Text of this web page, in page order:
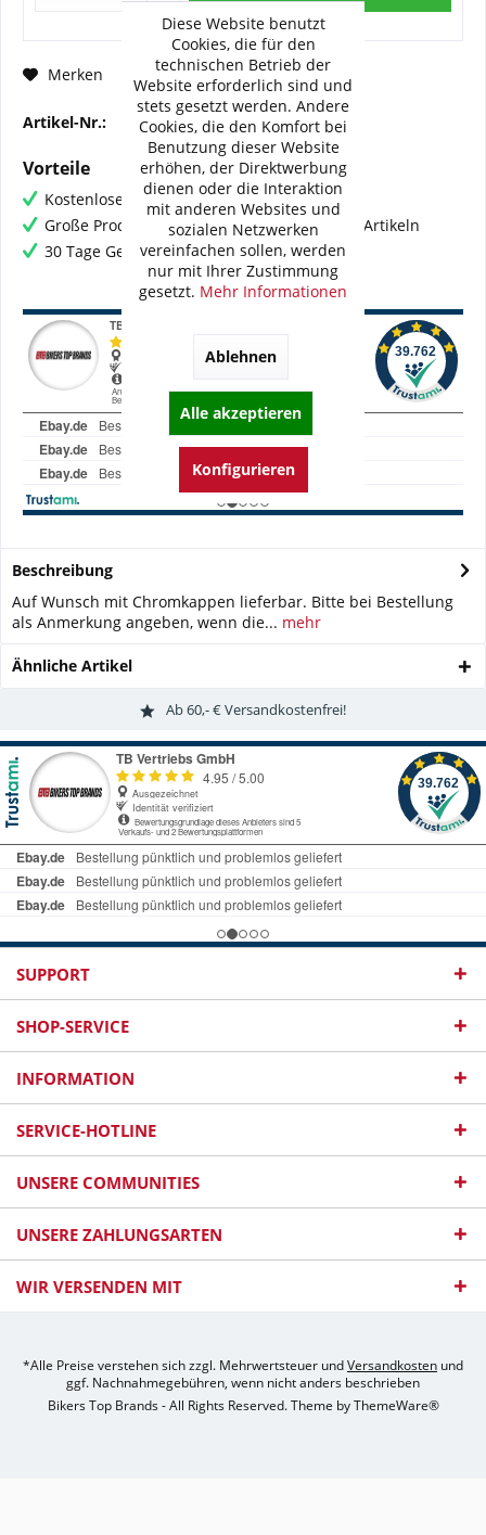
Merken Fragen zum Artikel?
Artikel-Nr.: BI-G0002-WMB02V2
Vorteile
Kostenloser Versand ab € 60,- Bestellwert
Große Produktauswahl mit mehr als 80.000 Artikeln
30 Tage Geld-Zurück-Garantie
Beschreibung
Auf Wunsch mit Chromkappen lieferbar. Bitte bei Bestellung
als Anmerkung angeben, wenn die... mehr
Ähnliche Artikel
Ab 60,- € Versandkostenfrei!
SUPPORT
SHOP-SERVICE
INFORMATION
SERVICE-HOTLINE
UNSERE COMMUNITIES
UNSERE ZAHLUNGSARTEN
WIR VERSENDEN MIT
*Alle Preise verstehen sich zzgl. Mehrwertsteuer undVersandkosten und
ggf. Nachnahmegebühren, wenn nicht anders beschrieben
Bikers Top Brands - All Rights Reserved. Theme byThemeWare®
Diese Website benutzt
Cookies, die für den
technischen Betrieb der
Website erforderlich sind und
stets gesetzt werden. Andere
Cookies, die den Komfort bei
Benutzung dieser Website
erhöhen, der Direktwerbung
dienen oder die Interaktion
mit anderen Websites und
sozialen Netzwerken
vereinfachen sollen, werden
nur mit Ihrer Zustimmung
gesetzt. Mehr Informationen
Ablehnen
Alle akzeptieren
Konfigurieren